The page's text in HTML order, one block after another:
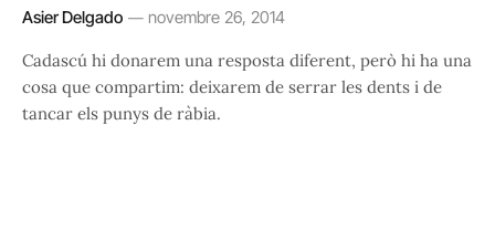
Asier Delgado novembre 26, 2014
Cadascú hi donarem una resposta diferent, però hi ha una
cosa que compartim: deixarem de serrar les dents i de
tancar els punys de ràbia.